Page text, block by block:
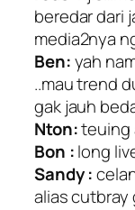
beredar dari
media2nya
Ben:yah
..mau trend
gak jauh
Nton:teuing
Bon :long
Sandy :
alias cutbray